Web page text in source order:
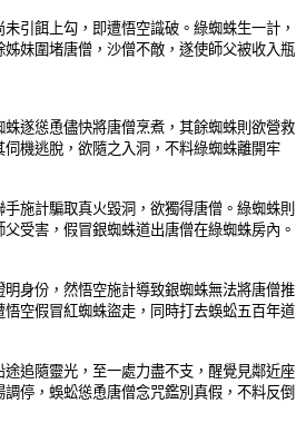
引餌上勾，即遭悟空識破。綠蜘蛛生一計，
妹圍堵唐僧，沙僧不敵，遂使師父被收入瓶
遂慫恿儘快將唐僧烹煮，其餘蜘蛛則欲營救
機逃脫，欲隨之入洞，不料綠蜘蛛離開牢
施計騙取真火毀洞，欲獨得唐僧。綠蜘蛛則
受害，假冒銀蜘蛛道出唐僧在綠蜘蛛房內。
身份，然悟空施計導致銀蜘蛛無法將唐僧推
空假冒紅蜘蛛盜走，同時打去蜈蚣五百年道
追隨靈光，至一處力盡不支，醒覺見鄰近座
停，蜈蚣慫恿唐僧念咒鑑別真假，不料反倒